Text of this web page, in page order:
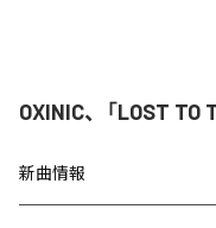
OXINIC、「LOST TO
新曲情報